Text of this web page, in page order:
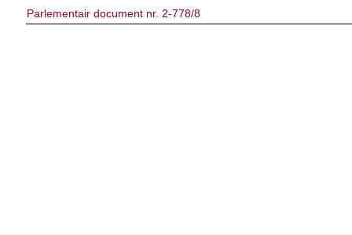
Parlementair document nr. 2-778/8